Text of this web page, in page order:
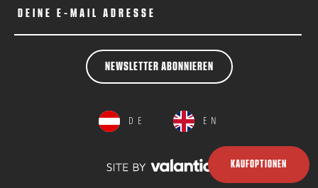
KAUFOPTIONEN
DEINE E-MAIL ADRESSE
NEWSLETTER ABONNIEREN
DE EN